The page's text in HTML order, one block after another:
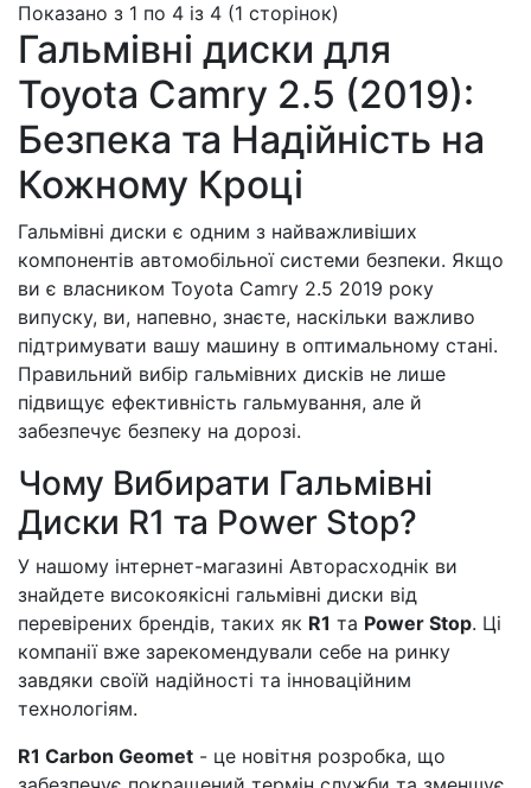
Показано з 1 по 4 із 4 (1 сторінок)
Гальмівні диски для
Toyota Camry 2.5 (2019):
Безпека та Надійність на
Кожному Кроці
Гальмівні диски є одним з найважливіших
компонентів автомобільної системи безпеки. Якщо
ви є власником Toyota Camry 2.5 2019 року
випуску, ви, напевно, знаєте, наскільки важливо
підтримувати вашу машину в оптимальному стані.
Правильний вибір гальмівних дисків не лише
підвищує ефективність гальмування, але й
забезпечує безпеку на дорозі.
Чому Вибирати Гальмівні
Диски R1 та Power Stop?
У нашому інтернет-магазині Авторасходнік ви
знайдете високоякісні гальмівні диски від
перевірених брендів, таких як R1 та Power Stop. Ці
компанії вже зарекомендували себе на ринку
завдяки своїй надійності та інноваційним
технологіям.
R1 Carbon Geomet - це новітня розробка, що